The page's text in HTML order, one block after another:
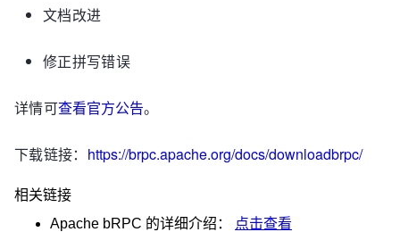
文档改进
修正拼写错误
详情可查看官方公告。
下载链接： https://brpc.apache.org/docs/downloadbrpc/
相关链接
Apache bRPC 的详细介绍： 点击查看